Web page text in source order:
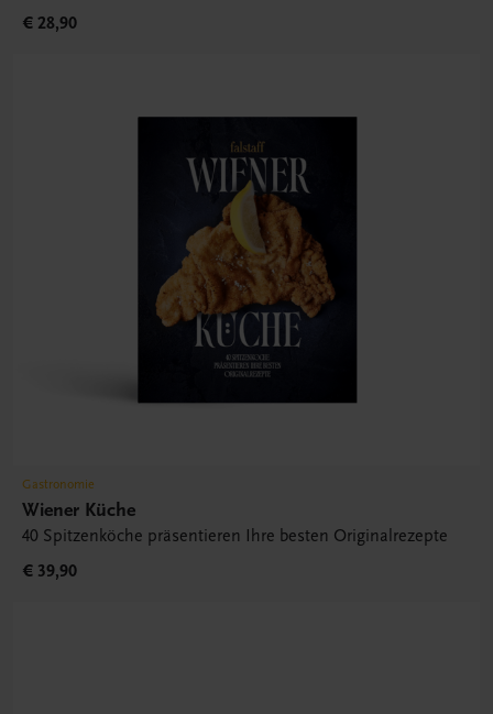
€ 28,90
Gastronomie
Wiener Küche
40 Spitzenköche präsentieren Ihre besten Originalrezepte
€ 39,90